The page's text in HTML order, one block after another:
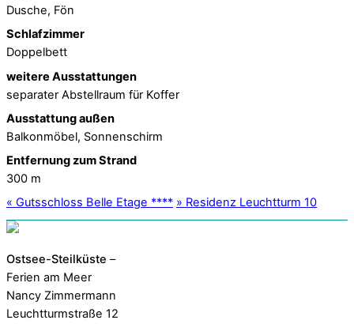
Dusche, Fön
Schlafzimmer
Doppelbett
weitere Ausstattungen
separater Abstellraum für Koffer
Ausstattung außen
Balkonmöbel, Sonnenschirm
Entfernung zum Strand
300 m
« Gutsschloss Belle Etage **** » Residenz Leuchtturm 10
Ostsee-Steilküste –
Ferien am Meer
Nancy Zimmermann
Leuchtturmstraße 12